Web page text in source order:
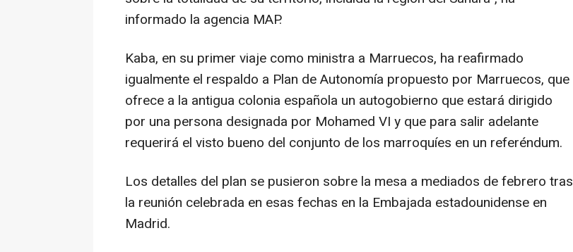
informado la agencia MAP.
Kaba, en su primer viaje como ministra a Marruecos, ha reafirmado
igualmente el respaldo a Plan de Autonomía propuesto por Marruecos, que
ofrece a la antigua colonia española un autogobierno que estará dirigido
por una persona designada por Mohamed VI y que para salir adelante
requerirá el visto bueno del conjunto de los marroquíes en un referéndum.
Los detalles del plan se pusieron sobre la mesa a mediados de febrero tras
la reunión celebrada en esas fechas en la Embajada estadounidense en
Madrid.